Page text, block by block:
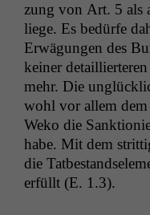
zung von Art. 5 als
liege. Es bedürfe
Erwä­gun­gen des
kein­er
mehr. Die
wohl vor allem dem
Weko die
habe. Mit dem
die
erfüllt (E. 1.3).